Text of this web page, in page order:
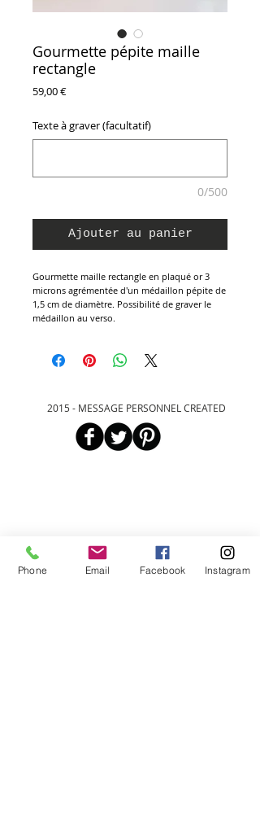
Gourmette pépite maille
rectangle
59,00 €Prix
Texte à graver (facultatif)
0/500
Ajouter au panier
Gourmette maille rectangle en plaqué or 3
microns agrémentée d'un médaillon pépite de
1,5 cm de diamètre. Possibilité de graver le
médaillon au verso.
2015 - MESSAGE PERSONNEL CREATED
Phone Email Facebook Instagram